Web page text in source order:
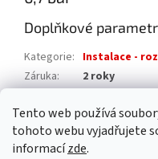
Tento web používá
tohoto webu vyjadřujete
informacízde.
Doplňkové
Kategorie: Instalace -
Záruka:
2 roky
EAN: 8585031068141